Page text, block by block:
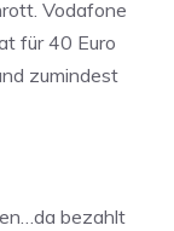
Vodafone
für 40 Euro
zumindest
bezahlt